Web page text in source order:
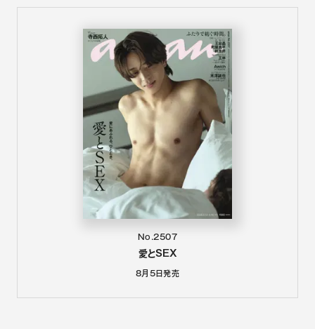
No.2507
愛とSEX
8月5日発売